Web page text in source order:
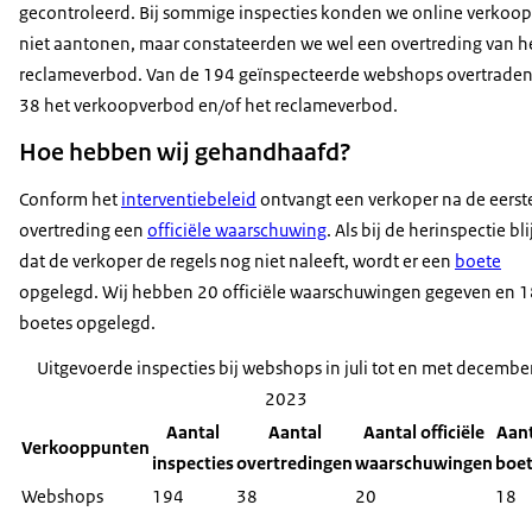
gecontroleerd. Bij sommige inspecties konden we online verkoop
niet aantonen, maar constateerden we wel een overtreding van
reclameverbod. Van de 194 geïnspecteerde webshops
38 het verkoopverbod en/of het reclameverbod.
Hoe hebben wij gehandhaafd?
Conform het interventiebeleid ontvangt een verkoper na de
overtreding een officiële waarschuwing. Als bij de herinspectie
dat de verkoper de regels nog niet naleeft, wordt er een boete
opgelegd. Wij hebben 20 officiële waarschuwingen gegeven en
boetes opgelegd.
Uitgevoerde inspecties bij webshops in juli tot en met
2023
Verkooppunten
Aantal
inspecties
Aantal
overtredingen
Aantal officiële
waarschuwingen
Webshops
194 38 20 18